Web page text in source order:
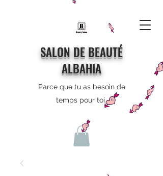
SALON DE BEAUTÉ
ALBAHIA
Parce que tu as besoin de
temps pour toi